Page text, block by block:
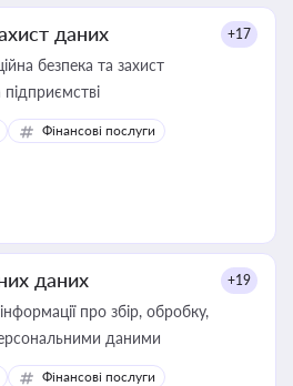
даних +17
безпека та захист
Фінансові послуги
даних +19
про збір, обробку,
даними
Фінансові послуги